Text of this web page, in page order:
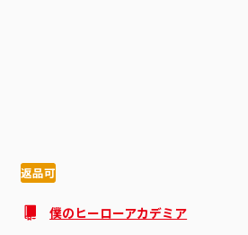
返品可
僕のヒーローアカデミア